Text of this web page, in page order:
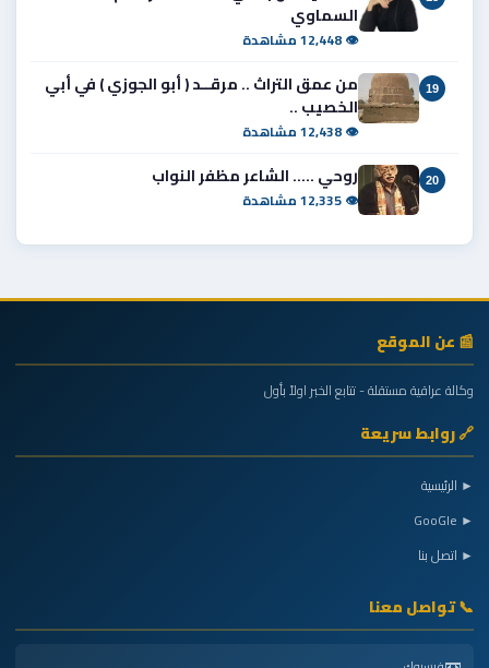
السماوي
👁 12,448 مشاهدة
19
من عمق التراث .. مرقــد ( أبو الجوزي ) في أبي
الخصيب ..
👁 12,438 مشاهدة
20 روحي ..... الشاعر مظفر النواب
👁 12,335 مشاهدة
📰 عن الموقع
وكالة عراقية مستقلة - تتابع الخبر اولاً بأول
🔗 روابط سريعة
► الرئيسية
► GooGle
► اتصل بنا
📞 تواصل معنا